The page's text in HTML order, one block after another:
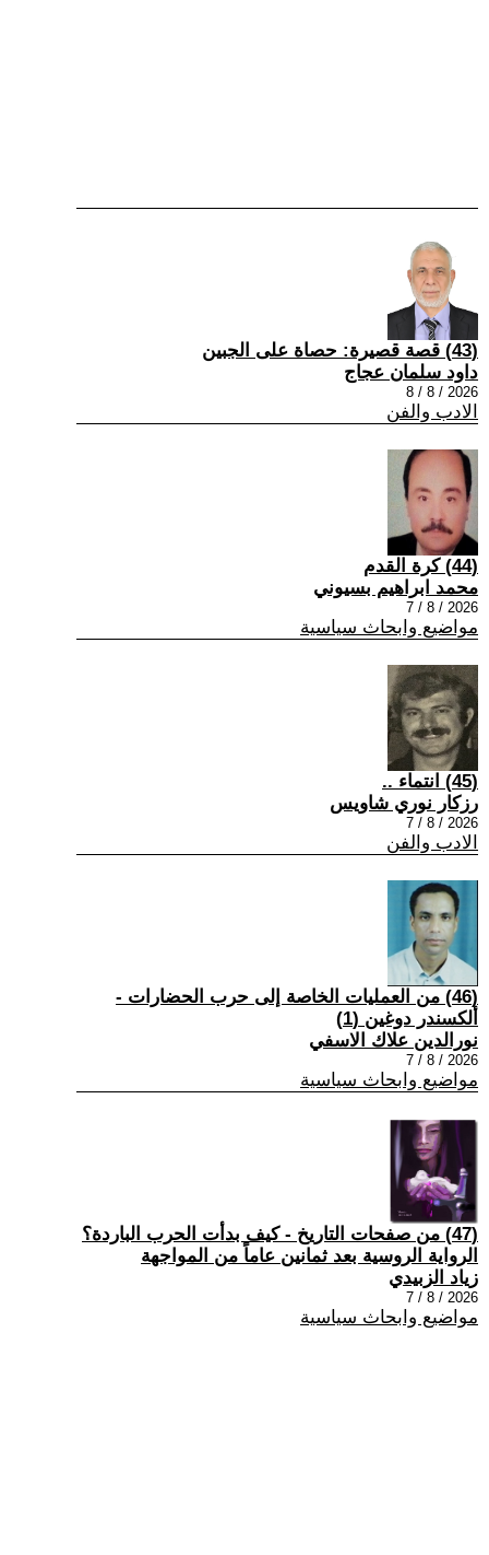
(43) قصة قصيرة: حصاة على الجبين
داود سلمان عجاج
2026 / 8 / 8
الادب والفن
(44) كرة القدم
محمد ابراهيم بسيوني
2026 / 8 / 7
مواضيع وابحاث سياسية
(45) انتماء ..
رزكار نوري شاويس
2026 / 8 / 7
الادب والفن
(46) من العمليات الخاصة إلى حرب الحضارات -
ألكسندر دوغين (1)
نورالدين علاك الاسفي
2026 / 8 / 7
مواضيع وابحاث سياسية
(47) من صفحات التاريخ - كيف بدأت الحرب الباردة؟
الرواية الروسية بعد ثمانين عاماً من المواجهة
زياد الزبيدي
2026 / 8 / 7
مواضيع وابحاث سياسية